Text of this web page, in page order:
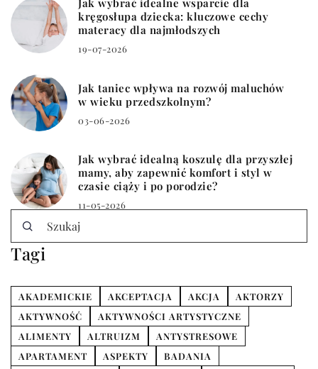
Jak wybrać idealne wsparcie dla
kręgosłupa dziecka: kluczowe cechy
materacy dla najmłodszych
19-07-2026
Jak taniec wpływa na rozwój maluchów
w wieku przedszkolnym?
03-06-2026
Jak wybrać idealną koszulę dla przyszłej
mamy, aby zapewnić komfort i styl w
czasie ciąży i po porodzie?
11-05-2026
Tagi
AKADEMICKIE AKCEPTACJA AKCJA
AKTORZY
AKTYWNOŚĆ
AKTYWNOŚCI ARTYSTYCZNE
ALIMENTY
ALTRUIZM
ANTYSTRESOWE
APARTAMENT
ASPEKTY
BADANIA